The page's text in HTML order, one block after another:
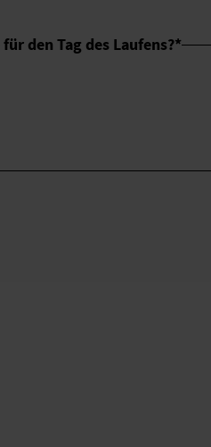
den Tag des Laufens?*